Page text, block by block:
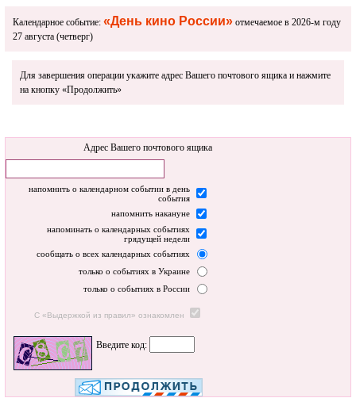
Календарное событие: «День кино России» отмечаемое в 2026-м году
27 августа (четверг)
Для завершения операции укажите адрес Вашего почтового ящика и нажмите
на кнопку «Продолжить»
Адрес Вашего почтового ящика
напомнить о календарном событии в день
события
напомнить накануне
напоминать о календарных событиях
грядущей недели
сообщать о всех календарных событиях
только о событиях в Украине
только о событиях в России
С «Выдержкой из правил» ознакомлен
Введите код: